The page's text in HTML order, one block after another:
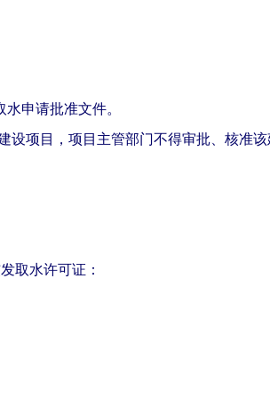
申请批准文件。
设项目，项目主管部门不得审批、核准该
取水许可证：